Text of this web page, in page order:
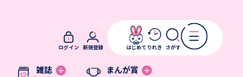
雑誌 まんが賞
ログイン 新規登録 はじめて りれき さがす